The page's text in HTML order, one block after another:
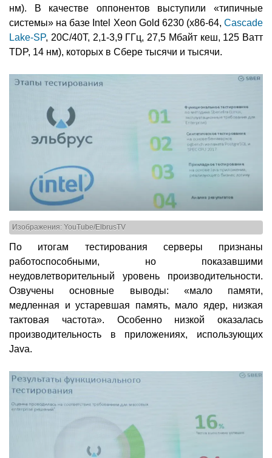
нм). В качестве оппонентов выступили «типичные
системы» на базе Intel Xeon Gold 6230 (x86-64, Cascade
Lake-SP, 20C/40T, 2,1-3,9 ГГц, 27,5 Мбайт кеш, 125 Ватт
TDP, 14 нм), которых в Сбере тысячи и тысячи.
Изображения: YouTube/ElbrusTV
По итогам тестирования серверы признаны
работоспособными, но показавшими
неудовлетворительный уровень производительности.
Озвучены основные выводы: «мало памяти,
медленная и устаревшая память, мало ядер, низкая
тактовая частота». Особенно низкой оказалась
производительность в приложениях, использующих
Java.